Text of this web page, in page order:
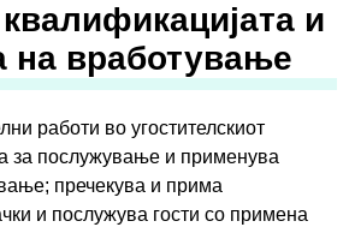
и
на вработување
работи во угостителскиот
за послужување и применува
пречекува и прима
и послужува гости со примена